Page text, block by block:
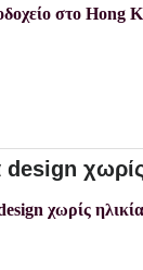
design